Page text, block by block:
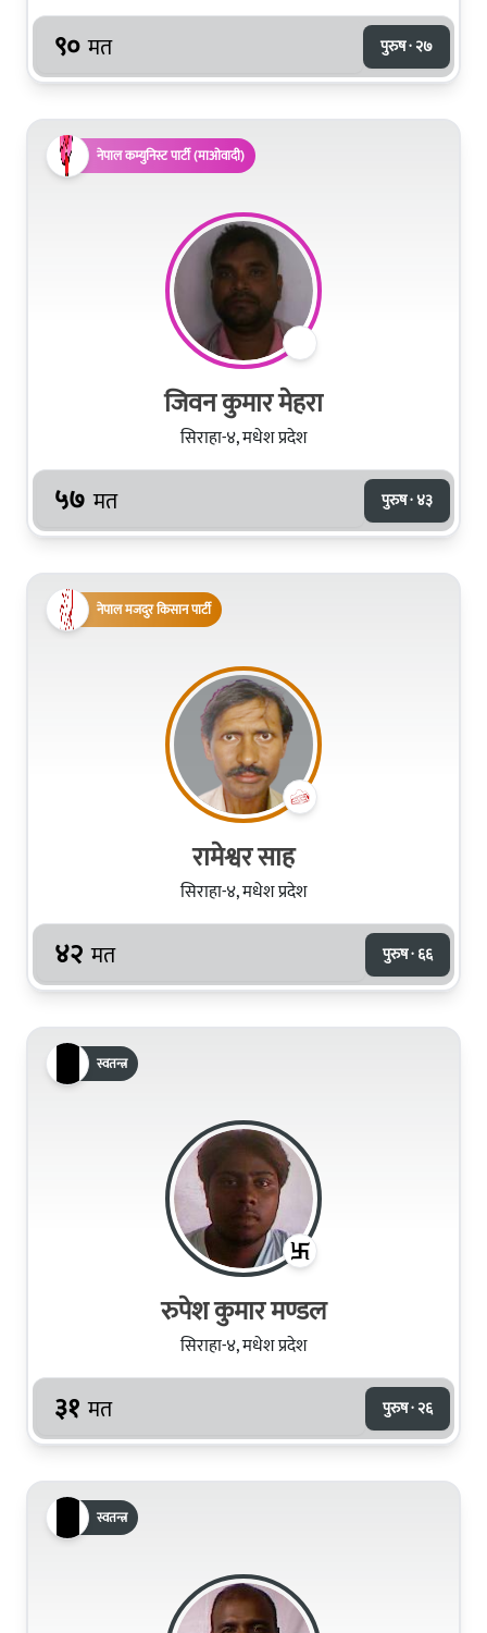
९० मत पुरुष · २७
नेपाल कम्युनिस्ट पार्टी (माओवादी)
जिवन कुमार मेहरा
सिराहा-४, मधेश प्रदेश
५७ मत पुरुष · ४३
नेपाल मजदुर किसान पार्टी
रामेश्वर साह
सिराहा-४, मधेश प्रदेश
४२ मत पुरुष · ६६
स्वतन्त्र
रुपेश कुमार मण्डल
सिराहा-४, मधेश प्रदेश
३१ मत पुरुष · २६
स्वतन्त्र